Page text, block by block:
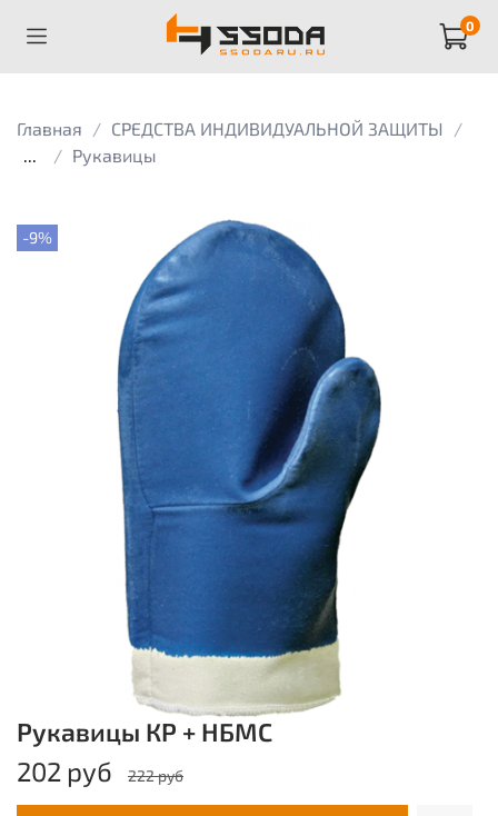
0
Главная
СРЕДСТВА ИНДИВИДУАЛЬНОЙ ЗАЩИТЫ
...
Рукавицы
-9%
Рукавицы КР + НБМС
202 руб 222 руб